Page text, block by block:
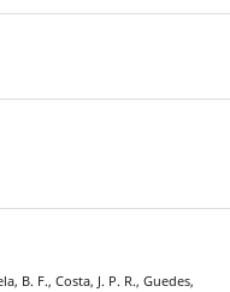
B. F., Costa, J. P. R., Guedes,